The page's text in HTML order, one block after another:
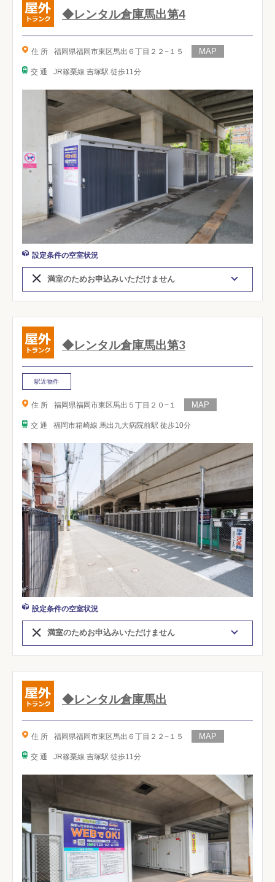
◆レンタル倉庫馬出第4
住 所 福岡県福岡市東区馬出６丁目２２−１５
交 通 JR篠栗線 吉塚駅 徒歩11分
設定条件の空室状況
満室のためお申込みいただけません
◆レンタル倉庫馬出第3
駅近物件
住 所 福岡県福岡市東区馬出５丁目２０−１
交 通 福岡市箱崎線 馬出九大病院前駅 徒歩10分
設定条件の空室状況
満室のためお申込みいただけません
◆レンタル倉庫馬出
住 所 福岡県福岡市東区馬出６丁目２２−１５
交 通 JR篠栗線 吉塚駅 徒歩11分